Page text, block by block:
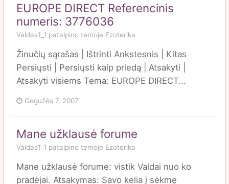
EUROPE DIRECT Referencinis
numeris: 3776036
Valdas1_1 patalpino temoje Ezoterika
Žinučių sąrašas | Ištrinti Ankstesnis | Kitas
Persiųsti | Persiųsti kaip priedą | Atsakyti |
Atsakyti visiems Tema: EUROPE DIRECT...
Gegužės 7, 2007
Mane užklausė forume
Valdas1_1 patalpino temoje Ezoterika
Mane užklausė forume: vistik Valdai nuo ko
pradėjai. Atsakymas: Savo kelia į sėkmę